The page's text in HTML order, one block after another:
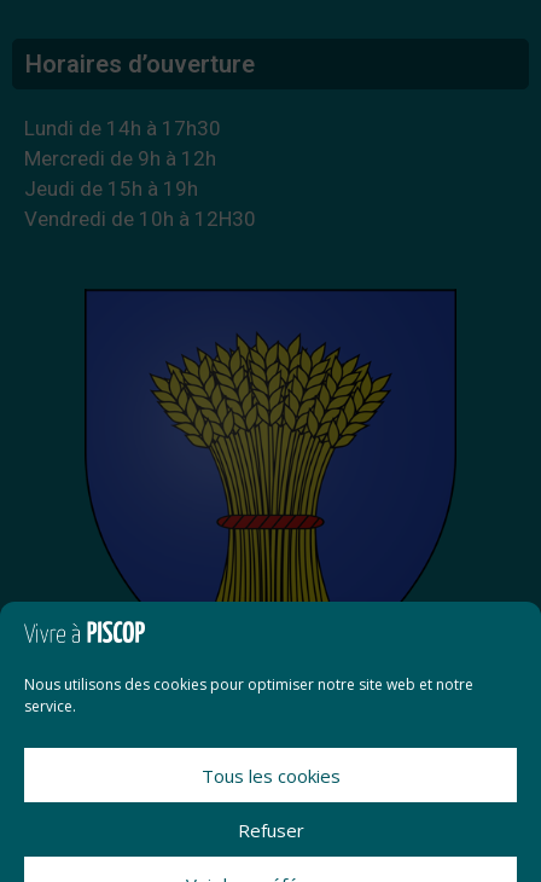
Nous utilisons des cookies pour optimiser notre site web et notre
service.
Tous les cookies
Refuser
Horaires d’ouverture
Lundi de 14h à 17h30
Mercredi de 9h à 12h
Jeudi de 15h à 19h
Vendredi de 10h à 12H30